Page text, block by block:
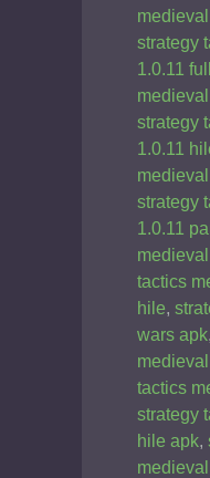
strategy
1.0.11
strategy
1.0.11
strategy
1.0.11
tactics
hile,
wars apk,
tactics
strategy
hile apk,